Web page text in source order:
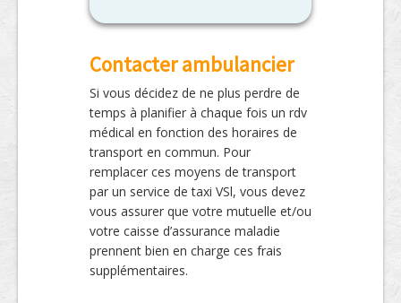
Contacter ambulancier
Si vous décidez de ne plus perdre de
temps à planifier à chaque fois un rdv
médical en fonction des horaires de
transport en commun. Pour
remplacer ces moyens de transport
par un service de taxi VSl, vous devez
vous assurer que votre mutuelle et/ou
votre caisse d’assurance maladie
prennent bien en charge ces frais
supplémentaires.